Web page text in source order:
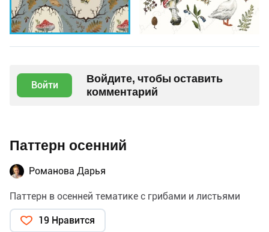
Войти
Войдите, чтобы оставить
комментарий
Паттерн осенний
Романова Дарья
Паттерн в осенней тематике с грибами и листьями
19 Нравится